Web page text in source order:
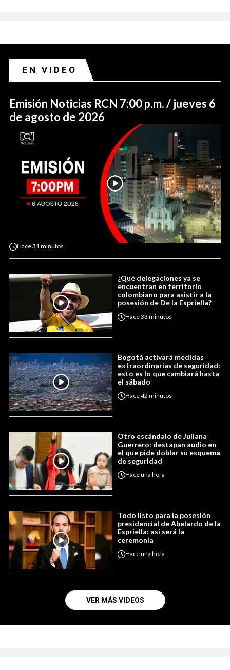
EN VIDEO
Emisión Noticias RCN 7:00 p.m. / jueves 6
de agosto de 2026
Hace31 minutos
¿Qué delegaciones ya se
encuentran en territorio
colombiano para asistir a la
posesión de De la Espriella?
Hace33 minutos
Bogotá activará medidas
extraordinarias de seguridad:
esto es lo que cambiará hasta
el sábado
Hace42 minutos
Otro escándalo de Juliana
Guerrero: destapan audio en
el que pide doblar su esquema
de seguridad
Haceuna hora
Todo listo para la posesión
presidencial de Abelardo de la
Espriella: así será la
ceremonia
Haceuna hora
VER MÁS VIDEOS